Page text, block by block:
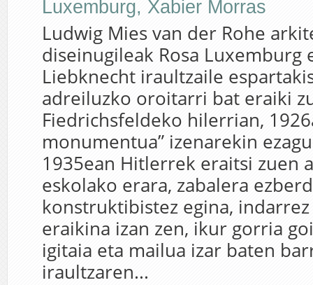
Luxemburg, Xabier Morras
Ludwig Mies van der Rohe
diseinugileak Rosa Luxemburg
Liebknecht iraultzaile
adreiluzko oroitarri bat eraiki
Fiedrichsfeldeko hilerrian,
monumentua” izenarekin
1935ean Hitlerrek eraitsi zuen
eskolako erara, zabalera
konstruktibistez egina,
eraikina izan zen, ikur gorria
igitaia eta mailua izar baten
iraultzaren...